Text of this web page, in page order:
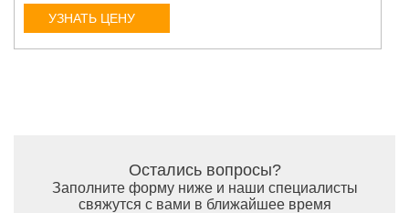
УЗНАТЬ ЦЕНУ
Остались вопросы?
Заполните форму ниже и наши специалисты
свяжутся с вами в ближайшее время